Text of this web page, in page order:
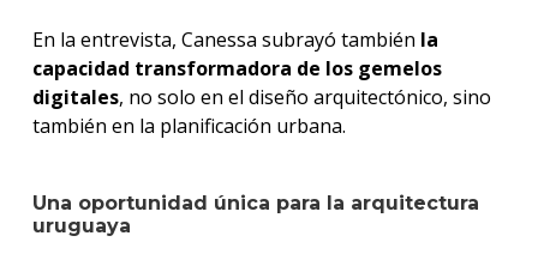
En la entrevista, Canessa subrayó también la
capacidad transformadora de los gemelos
digitales, no solo en el diseño arquitectónico, sino
también en la planificación urbana.
Una oportunidad única para la arquitectura
uruguaya